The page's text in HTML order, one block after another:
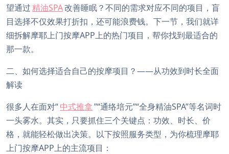
望通过精油SPA改善睡眠？不同的需求对应不同的项目，盲
目选择不仅效果打折扣，还可能浪费钱。下一节，我们就详
细拆解摩耶上门按摩APP上的热门项目，帮你找到最适合的
那一款。
二、如何选择适合自己的按摩项目？——从功效到时长全面
解读
很多人在面对“中式推拿”“通络培元”“全身精油SPA”等名词时
一头雾水。其实，只要抓住三个关键点：功效、时长、价
格，就能轻松做出决策。以下按照服务类型，为你梳理摩耶
上门按摩APP上的主流项目：